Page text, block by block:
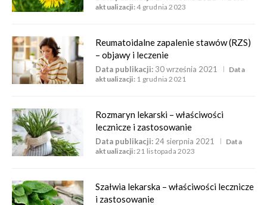
aktualizacji:4 grudnia 2023
Reumatoidalne zapalenie stawów (RZS)
– objawy i leczenie
Data publikacji: 30 września 2021
Data
aktualizacji: 1 grudnia 2021
Rozmaryn lekarski – właściwości
lecznicze i zastosowanie
Data publikacji: 24 sierpnia 2021
Data
aktualizacji: 21 listopada 2023
Szałwia lekarska – właściwości lecznicze
i zastosowanie